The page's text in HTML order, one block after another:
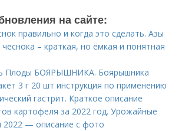
на сайте:
правильно и когда это сделать. Азы
– краткая, но ёмкая и понятная
Плоды БОЯРЫШНИКА. Боярышника
3 г 20 шт инструкция по применению
гастрит. Краткое описание
картофеля за 2022 год. Урожайные
2022 — описание с фото